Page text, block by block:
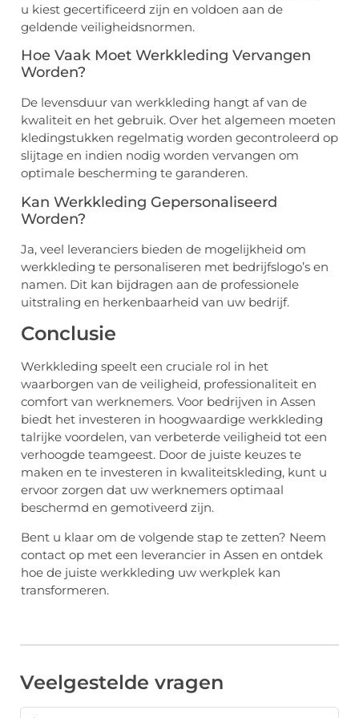
u kiest gecertificeerd zijn en voldoen aan de
geldende veiligheidsnormen.
Hoe Vaak Moet Werkkleding Vervangen
Worden?
De levensduur van werkkleding hangt af van de
kwaliteit en het gebruik. Over het algemeen moeten
kledingstukken regelmatig worden gecontroleerd op
slijtage en indien nodig worden vervangen om
optimale bescherming te garanderen.
Kan Werkkleding Gepersonaliseerd
Worden?
Ja, veel leveranciers bieden de mogelijkheid om
werkkleding te personaliseren met bedrijfslogo’s en
namen. Dit kan bijdragen aan de professionele
uitstraling en herkenbaarheid van uw bedrijf.
Conclusie
Werkkleding speelt een cruciale rol in het
waarborgen van de veiligheid, professionaliteit en
comfort van werknemers. Voor bedrijven in Assen
biedt het investeren in hoogwaardige werkkleding
talrijke voordelen, van verbeterde veiligheid tot een
verhoogde teamgeest. Door de juiste keuzes te
maken en te investeren in kwaliteitskleding, kunt u
ervoor zorgen dat uw werknemers optimaal
beschermd en gemotiveerd zijn.
Bent u klaar om de volgende stap te zetten? Neem
contact op met een leverancier in Assen en ontdek
hoe de juiste werkkleding uw werkplek kan
transformeren.
Veelgestelde vragen